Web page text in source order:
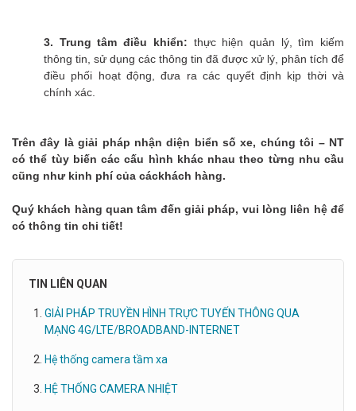
3. Trung tâm điều khiển: thực hiện quản lý, tìm kiếm
thông tin, sử dụng các thông tin đã được xử lý, phân tích để
điều phối hoạt động, đưa ra các quyết định kịp thời và
chính xác.
Trên đây là giải pháp nhận diện biển số xe, chúng tôi – NT
có thể tùy biến các cấu hình khác nhau theo từng nhu cầu
cũng như kinh phí của cáckhách hàng.
Quý khách hàng quan tâm đến giải pháp, vui lòng liên hệ để
có thông tin chi tiết!
TIN LIÊN QUAN
GIẢI PHÁP TRUYỀN HÌNH TRỰC TUYẾN THÔNG QUA
MẠNG 4G/LTE/BROADBAND-INTERNET
Hệ thống camera tầm xa
HỆ THỐNG CAMERA NHIỆT